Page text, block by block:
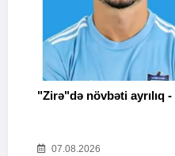
"Zirə"də növbəti ayrılıq -
07.08.2026